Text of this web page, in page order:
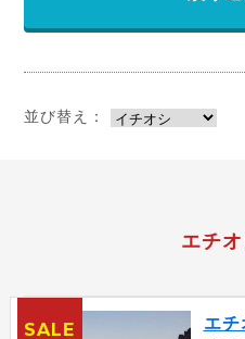
並び替え：
エチ
エチ
SALE